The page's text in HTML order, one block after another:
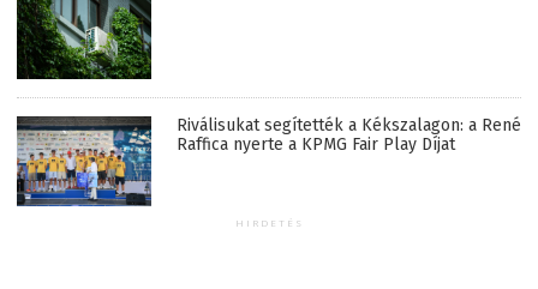
Riválisukat segítették a Kékszalagon: a René
Raffica nyerte a KPMG Fair Play Díjat
HIRDETÉS